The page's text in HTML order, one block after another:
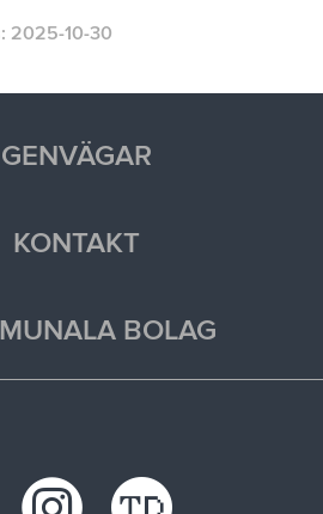
2025-10-30
GENVÄGAR
Läsårstider
KONTAKT
och mediaBOLAG